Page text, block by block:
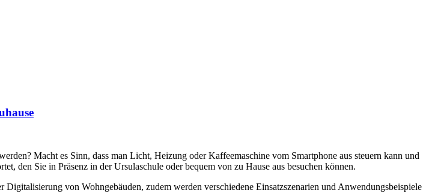
Macht es Sinn, dass man Licht, Heizung oder Kaffeemaschine vom Smartphone aus steuern kann und
den Sie in Präsenz in der Ursulaschule oder bequem von zu Hause aus besuchen können.
von Wohngebäuden, zudem werden verschiedene Einsatzszenarien und Anwendungsbeispiele